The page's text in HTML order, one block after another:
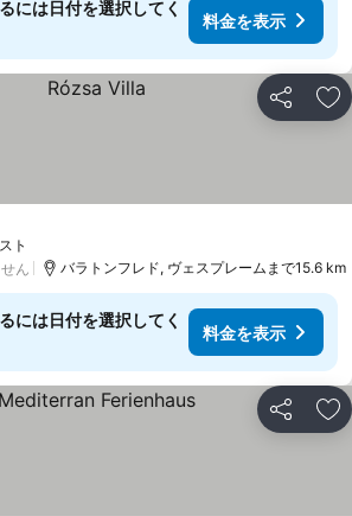
には日付を選択してく
料金を表示
シェア お
ト
ん バラトンフレド, ヴェスプレームまで15.6 km
には日付を選択してく
料金を表示
シェア お